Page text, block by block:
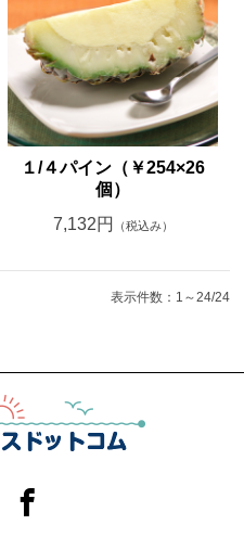
１/４パイン（￥254×26
個）
7,132円
（税込み）
表示件数：1～24/24